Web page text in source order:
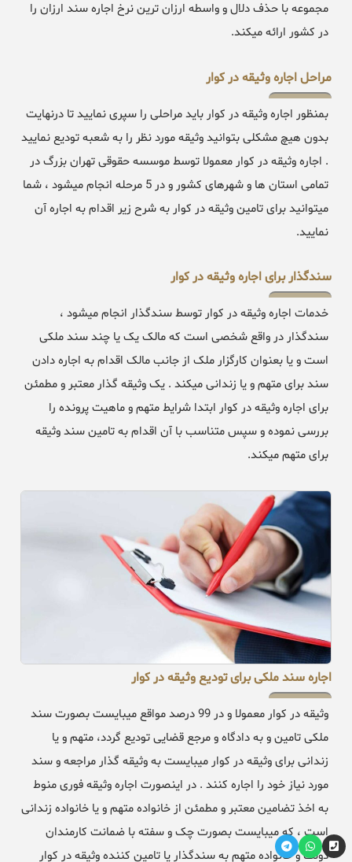
مجموعه با حذف دلال و واسطه ارزان ترین نرخ اجاره سند ارزان را
در کشور ارائه میکند.
مراحل اجاره وثیقه در کوار
بمنظور اجاره وثیقه در کوار باید مراحلی را سپری نمایید تا درنهایت
بدون هیچ مشکلی بتوانید وثیقه مورد نظر را به شعبه تودیع نمایید
. اجاره وثیقه در کوار معمولا توسط موسسه حقوقی تهران بزرگ در
تمامی استان ها و شهرهای کشور و در 5 مرحله انجام میشود ، شما
میتوانید برای تامین وثیقه در کوار به شرح زیر اقدام به اجاره آن
نمایید.
سندگذار برای اجاره وثیقه در کوار
خدمات اجاره وثیقه در کوار توسط سندگذار انجام میشود ،
سندگذار در واقع شخصی است که مالک یک یا چند سند ملکی
است و یا بعنوان کارگزار ملک از جانب مالک اقدام به اجاره دادن
سند برای متهم و یا زندانی میکند . یک وثیقه گذار معتبر و مطمئن
برای اجاره وثیقه در کوار ابتدا شرایط متهم و ماهیت پرونده را
بررسی نموده و سپس متناسب با آن اقدام به تامین سند وثیقه
برای متهم میکند.
اجاره سند ملکی برای تودیع وثیقه در کوار
وثیقه در کوار معمولا و در 99 درصد مواقع میبایست بصورت سند
ملکی تامین و به دادگاه و مرجع قضایی تودیع گردد، متهم و یا
زندانی برای وثیقه در کوار میبایست به وثیقه گذار مراجعه و سند
مورد نیاز خود را اجاره کنند . در اینصورت اجاره وثیقه فوری منوط
به اخذ تضامین معتبر و مطمئن از خانواده متهم و یا خانواده زندانی
است ، که میبایست بصورت چک و سفته با ضمانت کارمندان
دولت و خانواده متهم به سندگذار یا تامین کننده وثیقه در کوار